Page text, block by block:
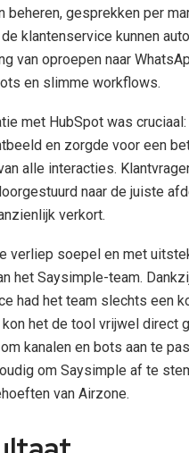
beheren, gesprekken per
klantenservice kunnen
van oproepen naar
en slimme workflows.
met HubSpot was
en zorgde voor een
alle interacties.
naar de juiste
verkort.
verliep soepel en met
het Saysimple-team.
had het team slechts een
het de tool vrijwel direct
kanalen en bots aan te
om Saysimple af te
van Airzone.